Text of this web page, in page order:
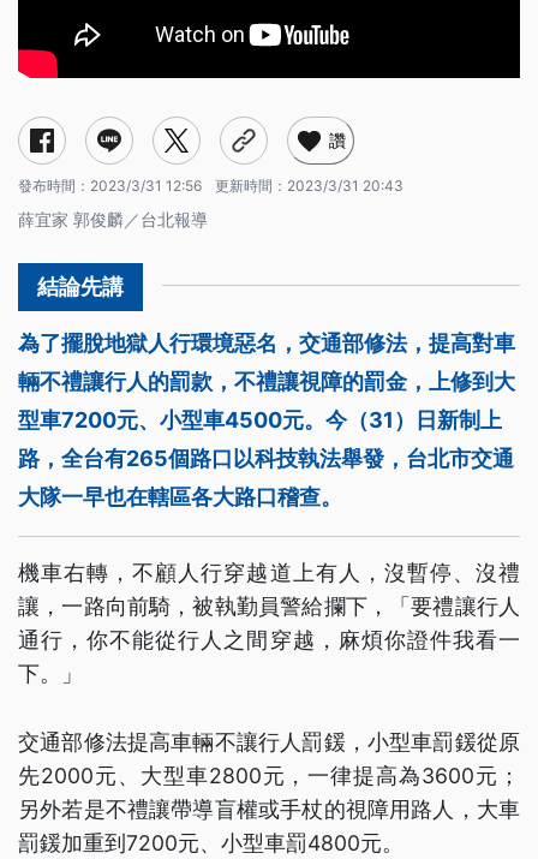
讚
發布時間： 2023/3/31 12:56 更新時間： 2023/3/31 20:43
薛宜家 郭俊麟／台北報導
為了擺脫地獄人行環境惡名，交通部修法，提高對車
輛不禮讓行人的罰款，不禮讓視障的罰金，上修到大
型車7200元、小型車4500元。今（31）日新制上
路，全台有265個路口以科技執法舉發，台北市交通
大隊一早也在轄區各大路口稽查。
機車右轉，不顧人行穿越道上有人，沒暫停、沒禮
讓，一路向前騎，被執勤員警給攔下，「要禮讓行人
通行，你不能從行人之間穿越，麻煩你證件我看一
下。」
交通部修法提高車輛不讓行人罰鍰，小型車罰鍰從原
先2000元、大型車2800元，一律提高為3600元；
另外若是不禮讓帶導盲權或手杖的視障用路人，大車
罰鍰加重到7200元、小型車罰4800元。